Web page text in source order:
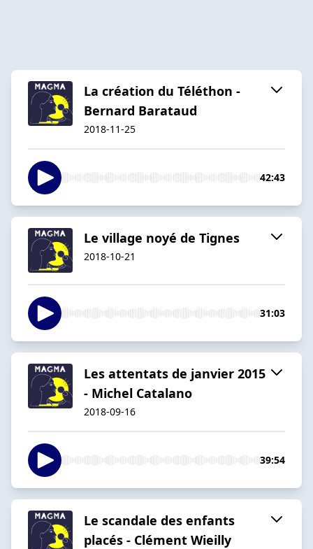
La création du Téléthon -
Bernard Barataud
2018-11-25
42:43
Le village noyé de Tignes
2018-10-21
31:03
Les attentats de janvier 2015
- Michel Catalano
2018-09-16
39:54
Le scandale des enfants
placés - Clément Wieilly